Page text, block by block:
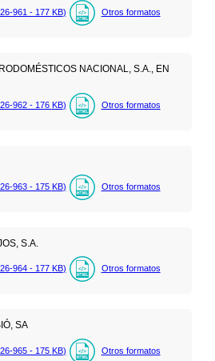
961 - 177 KB) Otros formatos
NACIONAL, S.A., EN
962 - 176 KB) Otros formatos
963 - 175 KB) Otros formatos
S.A.
964 - 177 KB) Otros formatos
SA
965 - 175 KB) Otros formatos